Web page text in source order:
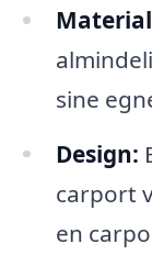
sine
Design:
carport
en